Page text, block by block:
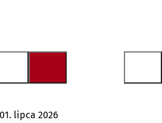
01. lipca 2026